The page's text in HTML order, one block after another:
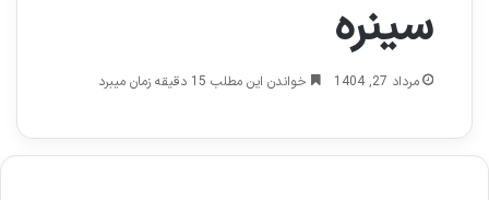
سینره
مرداد 27, 1404 خواندن این مطلب 15 دقیقه زمان میبرد